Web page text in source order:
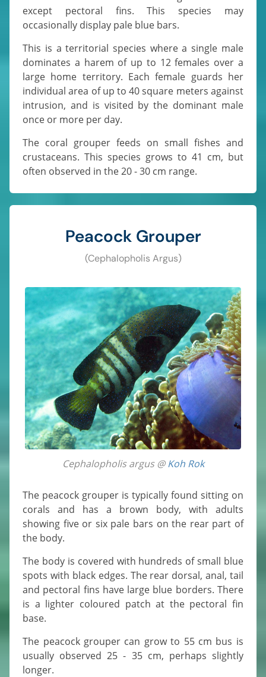
except pectoral fins. This species may
occasionally display pale blue bars.
This is a territorial species where a single male
dominates a harem of up to 12 females over a
large home territory. Each female guards her
individual area of up to 40 square meters against
intrusion, and is visited by the dominant male
once or more per day.
The coral grouper feeds on small fishes and
crustaceans. This species grows to 41 cm, but
often observed in the 20 - 30 cm range.
Peacock Grouper
(Cephalopholis Argus)
Cephalopholis argus @Koh Rok
The peacock grouper is typically found sitting on
corals and has a brown body, with adults
showing five or six pale bars on the rear part of
the body.
The body is covered with hundreds of small blue
spots with black edges. The rear dorsal, anal, tail
and pectoral fins have large blue borders. There
is a lighter coloured patch at the pectoral fin
base.
The peacock grouper can grow to 55 cm bus is
usually observed 25 - 35 cm, perhaps slightly
longer.